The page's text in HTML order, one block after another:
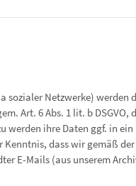
sozialer Netzwerke) werden
Art. 6 Abs. 1 lit. b DSGVO,
werden ihre Daten ggf. in ein
dass wir gemäß der
E-Mails (aus unserem